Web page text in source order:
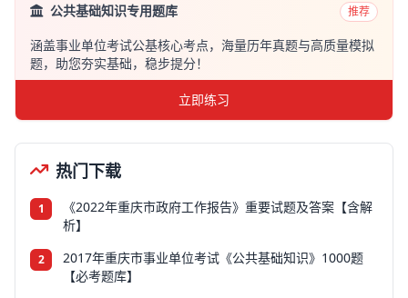
公共基础知识专用题库 推荐
涵盖事业单位考试公基核心考点，海量历年真题与高质量模拟
题，助您夯实基础，稳步提分！
立即练习
热门下载
1
《2022年重庆市政府工作报告》重要试题及答案【含解
析】
2
2017年重庆市事业单位考试《公共基础知识》1000题
【必考题库】